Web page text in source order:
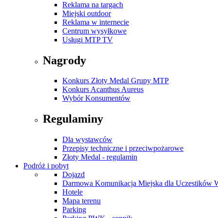
Reklama na targach
Miejski outdoor
Reklama w internecie
Centrum wysyłkowe
Usługi MTP TV
Nagrody
Konkurs Złoty Medal Grupy MTP
Konkurs Acanthus Aureus
Wybór Konsumentów
Regulaminy
Dla wystawców
Przepisy techniczne i przeciwpożarowe
Złoty Medal - regulamin
Podróż i pobyt
Dojazd
Darmowa Komunikacja Miejska dla Uczestików
Hotele
Mapa terenu
Parking